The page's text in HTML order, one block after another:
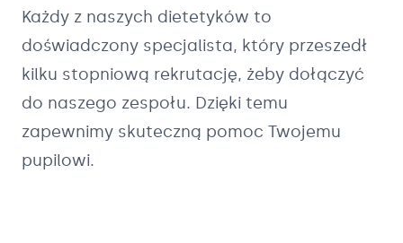
Każdy z naszych dietetyków to
doświadczony specjalista, który przeszedł
kilku stopniową rekrutację, żeby dołączyć
do naszego zespołu. Dzięki temu
zapewnimy skuteczną pomoc Twojemu
pupilowi.